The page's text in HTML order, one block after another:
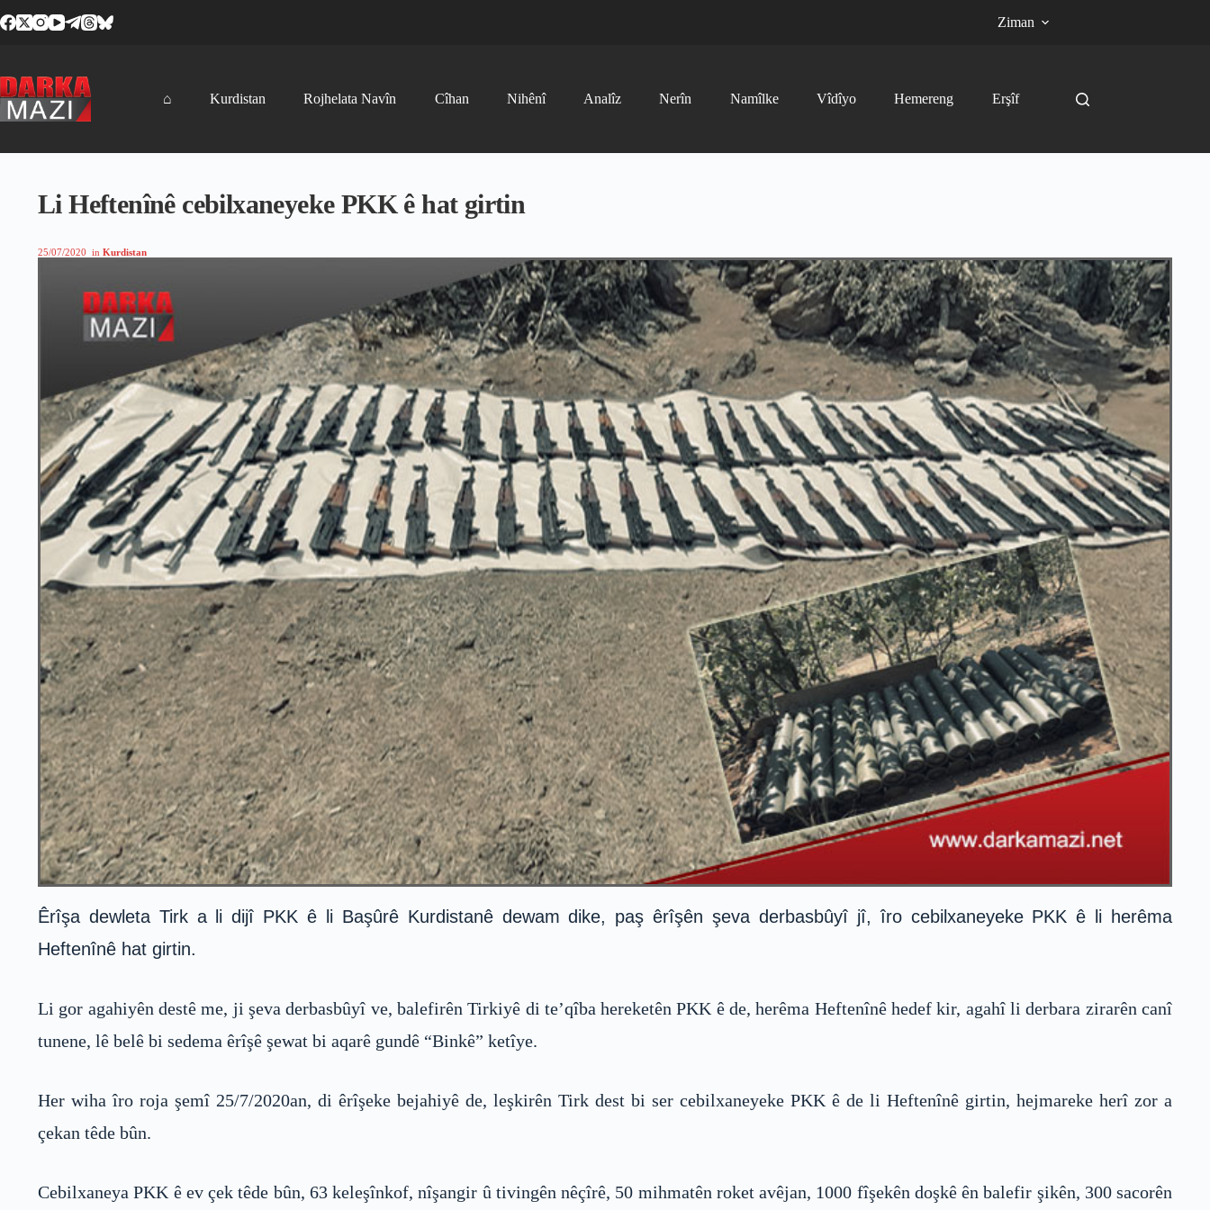
to
Ziman
⌂ Kurdistan Rojhelata Navîn Cîhan Nihênî Analîz Nerîn Namîlke Vîdîyo Hemereng Erşîf
Li Heftenînê cebilxaneyeke PKK ê hat girtin
25/07/2020 in Kurdistan
Êrîşa dewleta Tirk a li dijî PKK ê li Başûrê Kurdistanê dewam dike, paş êrîşên şeva derbasbûyî jî, îro cebilxaneyeke PKK ê li herêma
Heftenînê hat girtin.
Li gor agahiyên destê me, ji şeva derbasbûyî ve, balefirên Tirkiyê di te’qîba hereketên PKK ê de, herêma Heftenînê hedef kir, agahî li derbara zirarên canî
tunene, lê belê bi sedema êrîşê şewat bi aqarê gundê “Binkê” ketîye.
Her wiha îro roja şemî 25/7/2020an, di êrîşeke bejahiyê de, leşkirên Tirk dest bi ser cebilxaneyeke PKK ê de li Heftenînê girtin, hejmareke herî zor a
çekan têde bûn.
Cebilxaneya PKK ê ev çek têde bûn, 63 keleşînkof, nîşangir û tivingên nêçîrê, 50 mihmatên roket avêjan, 1000 fîşekên doşkê ên balefir şikên, 300 sacorên